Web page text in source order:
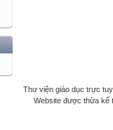
Thư viện giáo dục trực
Website được thừa kế